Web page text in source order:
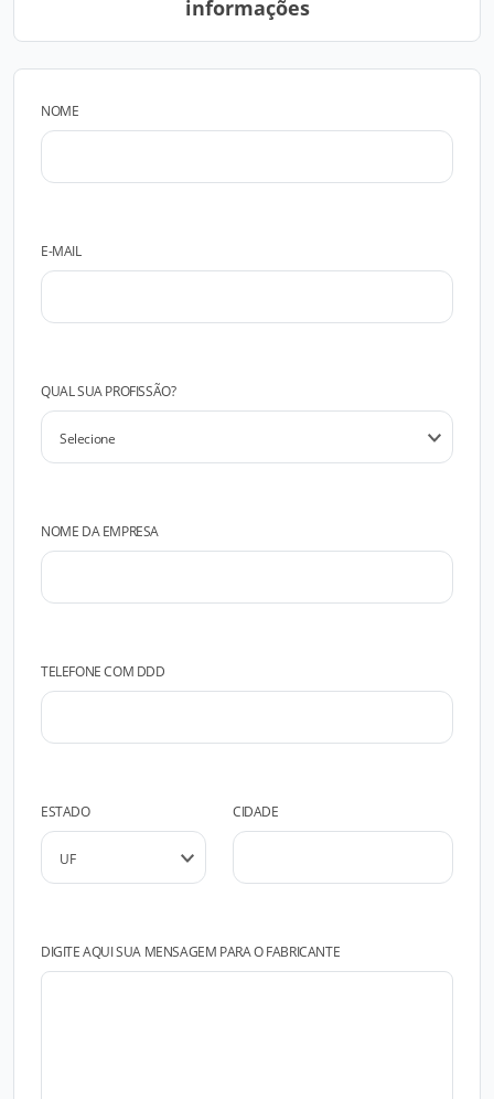
informações
NOME
E-MAIL
QUAL SUA PROFISSÃO?
NOME DA EMPRESA
TELEFONE COM DDD
ESTADO CIDADE
DIGITE AQUI SUA MENSAGEM PARA O FABRICANTE